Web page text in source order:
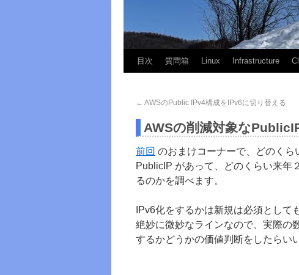
目次 質問箱 Linux Infrastructure
← AWSのPublic IPv4構成をIPv6に切り替える
AWSの削減対象な
前回 のおまけコーナーで、どのくら
PublicIP があって、どのくらい来年
るのかを調べます。
IPv6化をするかは新規は必須として
絶妙に微妙なラインなので、実際の
するかどうかの価値判断をしたらい